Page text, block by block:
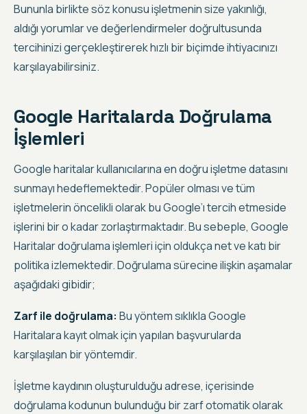
Bununla birlikte söz konusu işletmenin size yakınlığı,
aldığı yorumlar ve değerlendirmeler doğrultusunda
tercihinizi gerçekleştirerek hızlı bir biçimde ihtiyacınızı
karşılayabilirsiniz.
Google Haritalarda Doğrulama
İşlemleri
Google haritalar kullanıcılarına en doğru işletme datasını
sunmayı hedeflemektedir. Popüler olması ve tüm
işletmelerin öncelikli olarak bu Google’ı tercih etmeside
işlerini bir o kadar zorlaştırmaktadır. Bu sebeple, Google
Haritalar doğrulama işlemleri için oldukça net ve katı bir
politika izlemektedir. Doğrulama sürecine ilişkin aşamalar
aşağıdaki gibidir;
Zarf ile doğrulama: Bu yöntem sıklıklaGoogle
Haritalara kayıtolmak için yapılan başvurularda
karşılaşılan bir yöntemdir.
İşletme kaydının oluşturulduğu adrese, içerisinde
doğrulama kodunun bulunduğu bir zarf otomatik olarak